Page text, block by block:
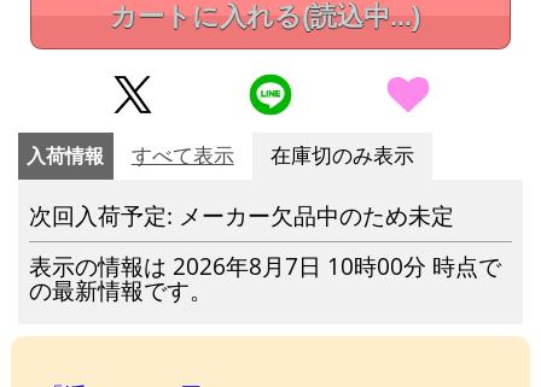
カートに入れる(読込中...)
入荷情報 すべて表示 在庫切のみ表示
次回入荷予定: メーカー欠品中のため未定
表示の情報は 2026年8月7日 10時00分 時点で
の最新情報です。